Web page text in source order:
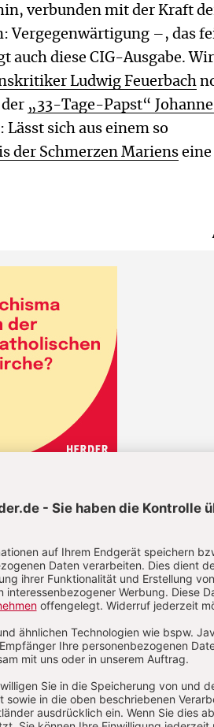
verbunden mit der Kraft
Vergegenwärtigung –, das
auch diese CIG-Ausgabe. Wir
Ludwig Feuerbach
„33-Tage-Papst“
sich aus einem so
der Schmerzen Mariens eine
IN DER GEGENWART IM ABO
und Berichte über aktuelle
aus christlicher Perspektive,
Entwicklungen sowie
modernes christliches Leben.